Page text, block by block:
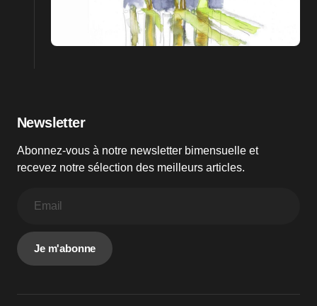
Newsletter
Abonnez-vous à notre newsletter bimensuelle et
recevez notre sélection des meilleurs articles.
Je m'abonne